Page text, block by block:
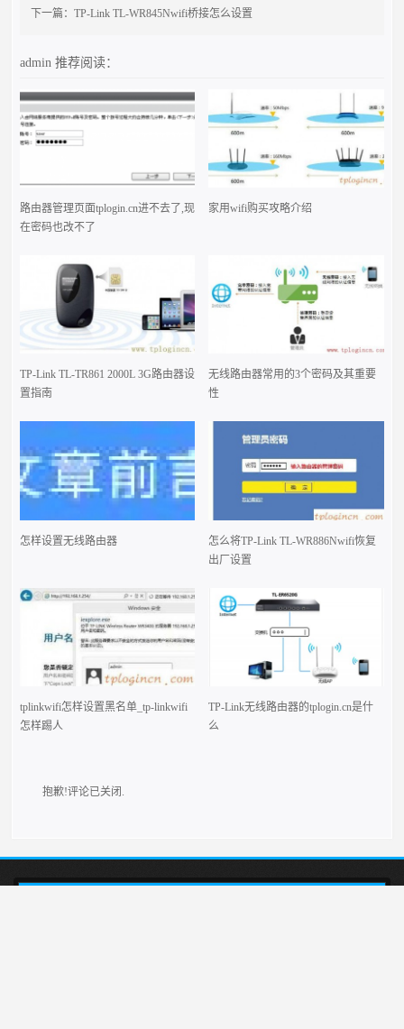
下一篇：TP-Link TL-WR845Nwifi桥接怎么设置
admin推荐阅读：
路由器管理页面tplogin.cn进不去了,现
在密码也改不了
家用wifi购买攻略介绍
TP-Link TL-TR861 2000L 3G路由器设
置指南
无线路由器常用的3个密码及其重要
性
怎样设置无线路由器
怎么将TP-Link TL-WR886Nwifi恢复
出厂设置
tplinkwifi怎样设置黑名单_tp-linkwifi
怎样踢人
TP-Link无线路由器的tplogin.cn是什
么
抱歉!评论已关闭.